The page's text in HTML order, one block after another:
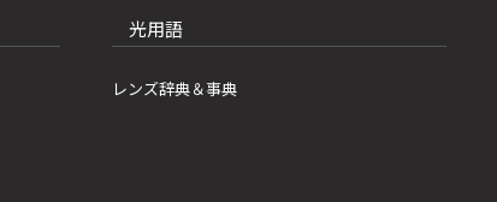
光用語
レンズ辞典＆事典